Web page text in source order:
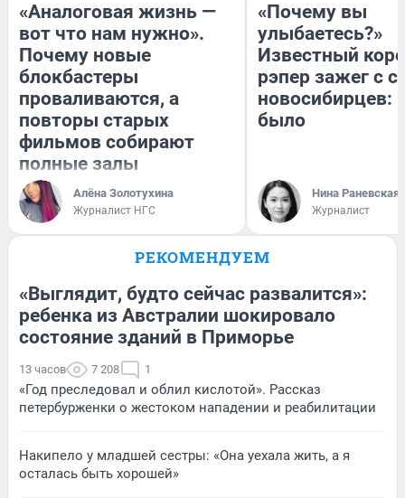
«Аналоговая жизнь —
вот что нам нужно».
Почему новые
блокбастеры
проваливаются, а
повторы старых
фильмов собирают
полные залы
Алёна Золотухина
Журналист НГС
«Почему вы
улыбаетесь?»
Известный
рэпер зажег с
новосибирцев:
было
Нина Раневская
Журналист
РЕКОМЕНДУЕМ
«Выглядит, будто сейчас развалится»:
ребенка из Австралии шокировало
состояние зданий в Приморье
13 часов 7 208 1
«Год преследовал и облил кислотой». Рассказ
петербурженки о жестоком нападении и реабилитации
Накипело у младшей сестры: «Она уехала жить, а я
осталась быть хорошей»